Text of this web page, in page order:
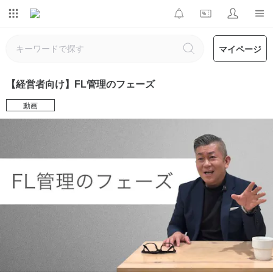
マイページ
【経営者向け】FL管理のフェーズ
動画